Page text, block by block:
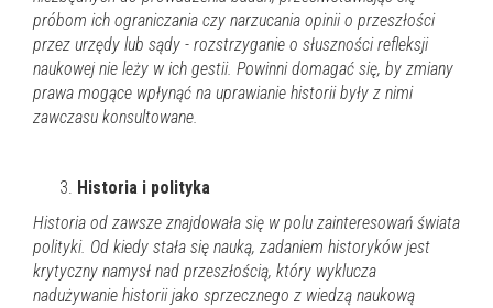
próbom ich ograniczania czy narzucania opinii o przeszłości
przez urzędy lub sądy - rozstrzyganie o słuszności refleksji
naukowej nie leży w ich gestii. Powinni domagać się, by zmiany
prawa mogące wpłynąć na uprawianie historii były z nimi
zawczasu konsultowane.
Historia i polityka
Historia od zawsze znajdowała się w polu zainteresowań świata
polityki. Od kiedy stała się nauką, zadaniem historyków jest
krytyczny namysł nad przeszłością, który wyklucza
nadużywanie historii jako sprzecznego z wiedzą naukową